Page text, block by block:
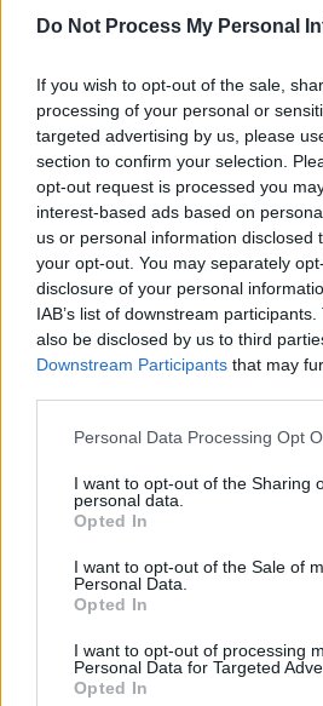
Do Not Process My Personal
If you wish to opt-out of the sale,
processing of your personal or
targeted advertising by us, please
section to confirm your selection.
opt-out request is processed you
interest-based ads based on
us or personal information disclosed
your opt-out. You may separately
disclosure of your personal
IAB’s list of downstream
also be disclosed by us to third
Downstream Participants that may
Personal Data Processing Opt
I want to opt-out of the Sharing
personal data.
Opted In
I want to opt-out of the Sale of
Personal Data.
Opted In
I want to opt-out of processing
Personal Data for Targeted
Opted In
*Cine e românca lideră a
ministru al Educației în
de două ori în Parlamentul
la ambele mandate
ad
Ce impostură! Vaticanul:
fost primit în „audiență